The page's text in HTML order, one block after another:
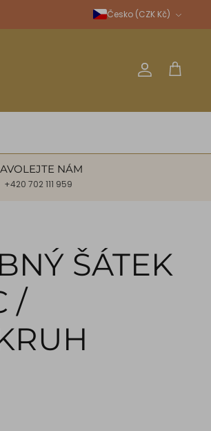
Měna
Česko (CZK Kč)
ÚčetKošík
NÁM
+420 702 111 959
ŠÁTEK
/